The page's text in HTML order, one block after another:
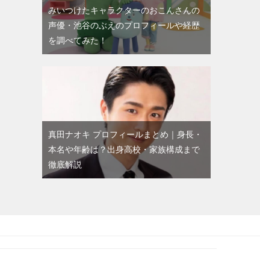
みいつけたキャラクターのおこんさんの
声優・池谷のぶえのプロフィールや経歴
を調べてみた！
真田ナオキ プロフィールまとめ｜身長・
本名や年齢は？出身高校・家族構成まで
徹底解説